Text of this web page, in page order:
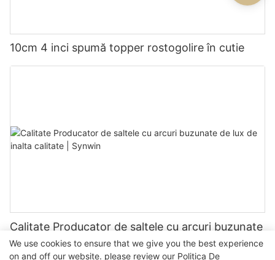
10cm 4 inci spumă topper rostogolire în cutie
Calitate Producator de saltele cu arcuri buzunate
de lux de inalta calitate | Synwin
We use cookies to ensure that we give you the best experience
on and off our website. please review our Politica De